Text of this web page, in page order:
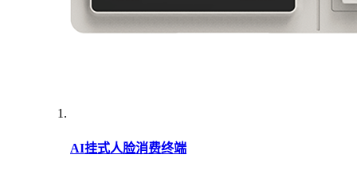
AI挂式人脸消费终端